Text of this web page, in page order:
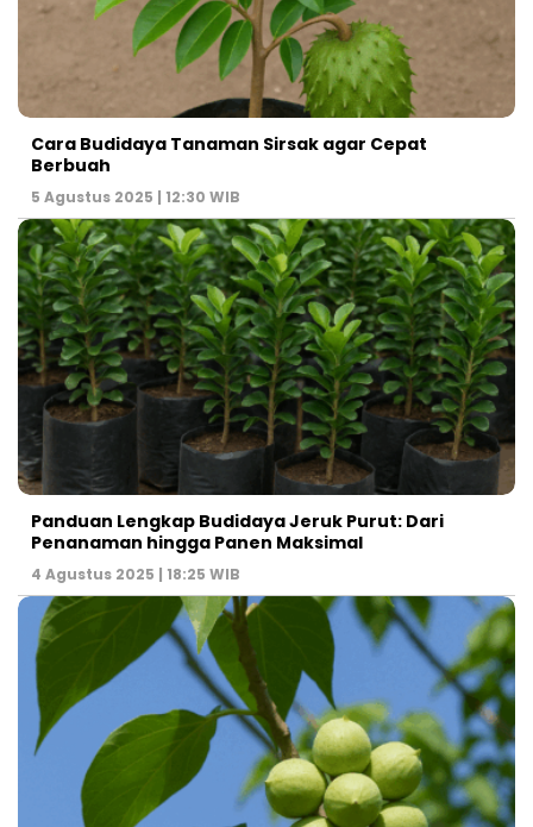
Cara Budidaya Tanaman Sirsak agar Cepat
Berbuah
5 Agustus 2025 | 12:30 WIB
Panduan Lengkap Budidaya Jeruk Purut: Dari
Penanaman hingga Panen Maksimal
4 Agustus 2025 | 18:25 WIB